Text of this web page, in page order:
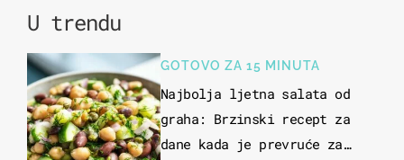
U trendu
GOTOVO ZA 15 MINUTA
Najbolja ljetna salata od
graha: Brzinski recept za
dane kada je prevruće za